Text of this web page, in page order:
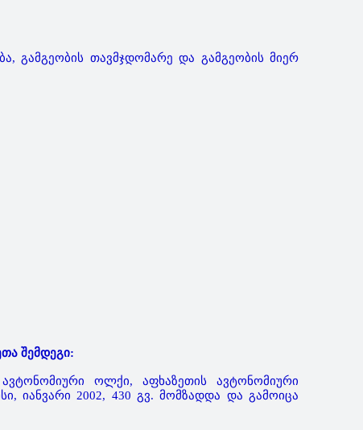
გამგეობის თავმჯდომარე და გამგეობის მიერ
შემდეგი:
ოლქი, აფხაზეთის ავტონომიური
იანვარი 2002, 430 გვ. მომზადდა და გამოიცა